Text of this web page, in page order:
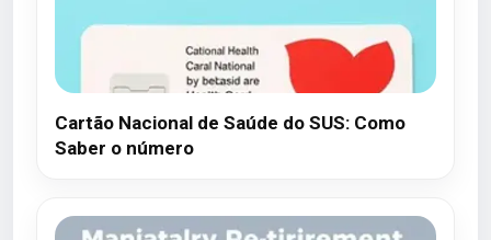
Cartão Nacional de Saúde do SUS: Como
Saber o número